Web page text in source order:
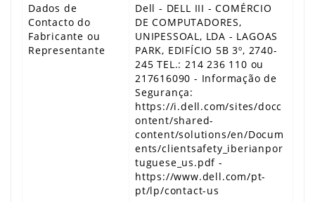
Dados de
Contacto do
Fabricante ou
Representante
Dell - DELL III - COMÉRCIO
DE COMPUTADORES,
UNIPESSOAL, LDA - LAGOAS
PARK, EDIFÍCIO 5B 3º, 2740-
245 TEL.: 214 236 110 ou
217616090 - Informação de
Segurança:
https://i.dell.com/sites/docc
ontent/shared-
content/solutions/en/Docum
ents/clientsafety_iberianpor
tuguese_us.pdf -
https://www.dell.com/pt-
pt/lp/contact-us